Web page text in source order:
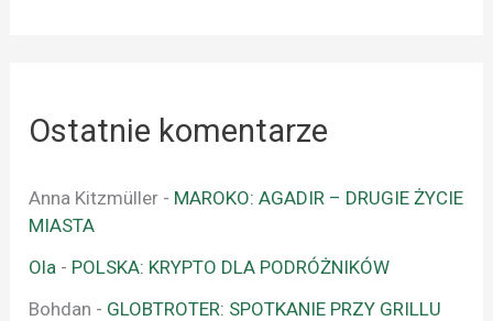
Ostatnie komentarze
Anna Kitzmüller - MAROKO: AGADIR – DRUGIE ŻYCIE
MIASTA
Ola - POLSKA: KRYPTO DLA PODRÓŻNIKÓW
Bohdan - GLOBTROTER: SPOTKANIE PRZY GRILLU